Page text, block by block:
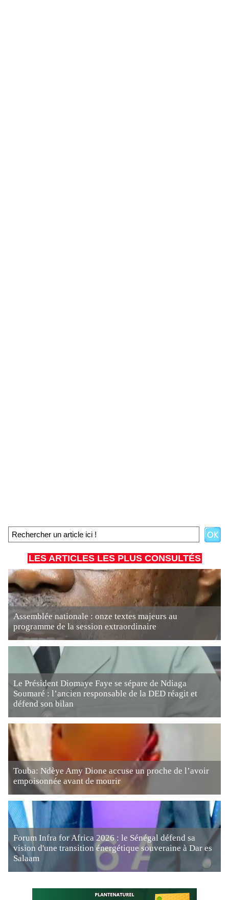
LES ARTICLES LES PLUS CONSULTÉS
Assemblée nationale : onze textes majeurs au
programme de la session extraordinaire
Le Président Diomaye Faye se sépare de Ndiaga
Soumaré : l’ancien responsable de la DED réagit et
défend son bilan
Touba: Ndèye Amy Dione accuse un proche de l’avoir
empoisonnée avant de mourir
Forum Infra for Africa 2026 : le Sénégal défend sa
vision d'une transition énergétique souveraine à Dar es
Salaam